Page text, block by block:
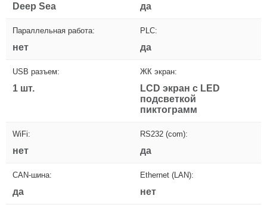
Deep Sea да
Параллельная работа:
нет
PLC:
да
USB разъем:
1 шт.
ЖК экран:
LCD экран с LED
подсветкой
пиктограмм
WiFi:
нет
RS232 (com):
да
CAN-шина:
да
Ethernet (LAN):
нет